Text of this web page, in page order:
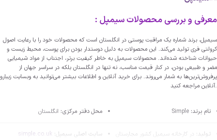
معرفی و بررسی محصولات سیمپل :
سیمپل، برند شماره یک مراقبت پوستی در انگلستان است که محصولات خود را با رعایت اصول
کرولتی فری تولید می‌کند. این محصولات به دلیل دوستدار بودن برای پوست، محیط زیست و
حیوانات شناخته شده‌اند. محصولات سیمپل به خاطر کیفیت برتر، اجتناب از مواد شیمیایی
مضر و طبیعی بودن، در کنار قیمت مناسب، نه تنها در انگلستان بلکه در سراسر جهان از
پرفروش‌ترین‌ها به شمار می‌روند. برای خرید آنلاین و اطلاعات بیشتر می‌توانید به وبسایت زیبارو
آنلاین مراجعه کنید.
نام برند: محل دفتر مرکزی: انگلستان
تولید: در کارخانه سیمپل کشور مجارستان سایت اصلی سیمپل: simple.co.uk